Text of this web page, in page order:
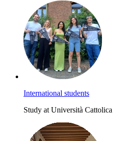
International students
Study at Università Cattolica